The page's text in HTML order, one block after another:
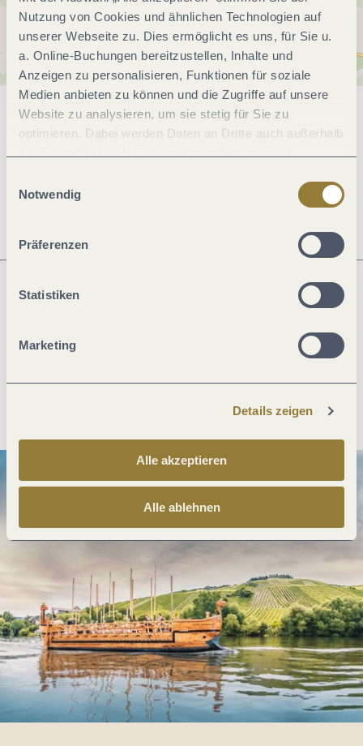
Nutzung von Cookies und ähnlichen Technologien auf
unserer Webseite zu. Dies ermöglicht es uns, für Sie u.
a. Online-Buchungen bereitzustellen, Inhalte und
Anzeigen zu personalisieren, Funktionen für soziale
Medien anbieten zu können und die Zugriffe auf unsere
Website zu analysieren, um sie stetig für Sie zu
optimieren. Dabei werden Daten an Dritte auch außerhalb
jederzeit widerrufen werden. Mit der Auswahl "Alle
ablehnen" kann es zu Beeinträchtigungen in der Nutzung
Notwendig
Präferenzen
Statistiken
Marketing
Details zeigen
Alle akzeptieren
Alle ablehnen
Allgemeine Informationen
Öffnungszeiten